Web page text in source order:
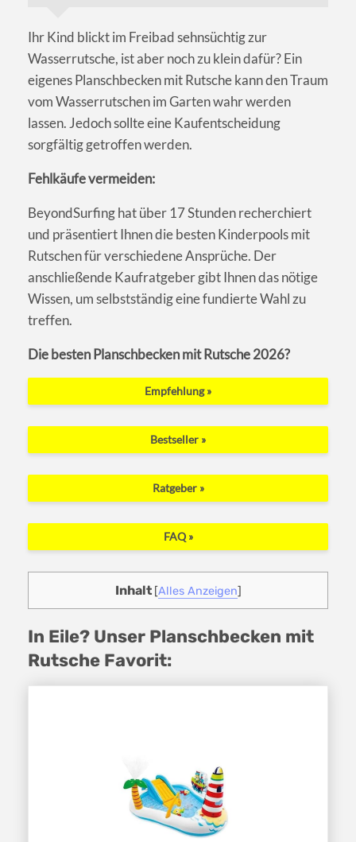
Ihr Kind blickt im Freibad sehnsüchtig zur
Wasserrutsche, ist aber noch zu klein dafür? Ein
eigenes Planschbecken mit Rutsche kann den Traum
vom Wasserrutschen im Garten wahr werden
lassen. Jedoch sollte eine Kaufentscheidung
sorgfältig getroffen werden.
Fehlkäufe vermeiden:
BeyondSurfing hat über 17 Stunden recherchiert
und präsentiert Ihnen die besten Kinderpools mit
Rutschen für verschiedene Ansprüche. Der
anschließende Kaufratgeber gibt Ihnen das nötige
Wissen, um selbstständig eine fundierte Wahl zu
treffen.
Die besten Planschbecken mit Rutsche 2026?
Empfehlung »
Bestseller »
Ratgeber »
FAQ »
Inhalt [Alles Anzeigen]
In Eile? Unser Planschbecken mit
Rutsche Favorit: